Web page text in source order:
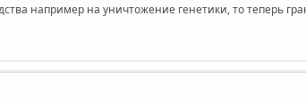
например на уничтожение генетики, то теперь